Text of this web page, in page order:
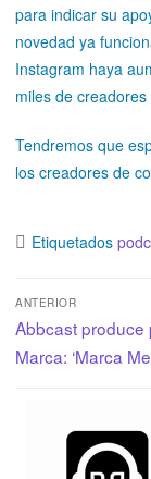
para indicar su
novedad ya
Instagram haya
miles de
Tendremos que
los creadores de
Etiquetados
ANTERIOR
Abbcast produce
Marca: ‘Marca